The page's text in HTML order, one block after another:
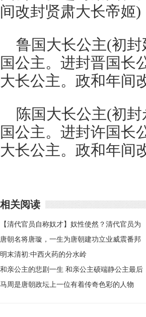
间改封贤肃大长帝姬)
鲁国大长公主(初
国公主。进封晋国长
大长公主。政和年间
陈国大长公主(初
国公主。进封许国长
大长公主。政和年间
相关阅读
【清代官员自称奴才】奴性使然？清代官员为
何要自称奴才
唐朝名将唐璇，一生为唐朝建功立业威震番邦
明末清初:中西火药的分水岭
和亲公主的悲剧一生 和亲公主硕端静公主最后
是怎么死的
马周是唐朝政坛上一位有着传奇色彩的人物